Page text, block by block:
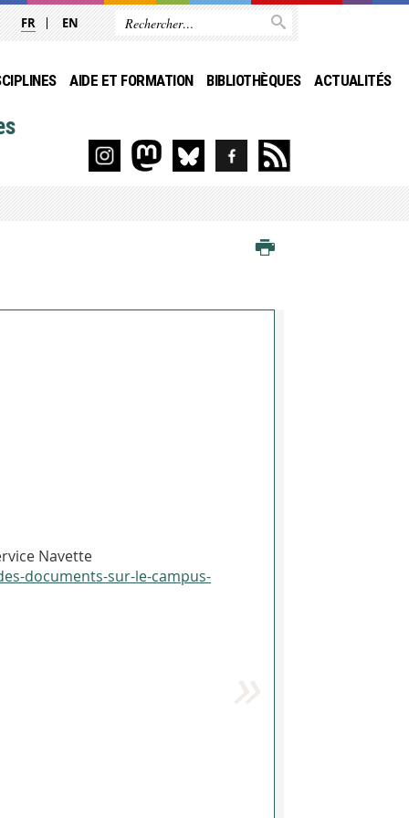
FR EN
AIDE ET FORMATION BIBLIOTHÈQUES ACTUALITÉS
Navette
documents-sur-le-campus-